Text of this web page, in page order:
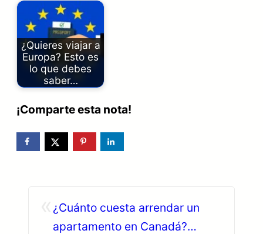
¿Quieres viajar a
Europa? Esto es
lo que debes
saber…
¡Comparte esta nota!
¿Cuánto cuesta arrendar un
apartamento en Canadá?